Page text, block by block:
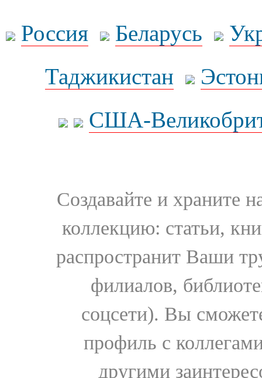
Россия Беларусь
Таджикистан
США-
Создавайте и храните
коллекцию: статьи,
распространит Ваши
филиалов,
соцсети). Вы
профиль с
другими